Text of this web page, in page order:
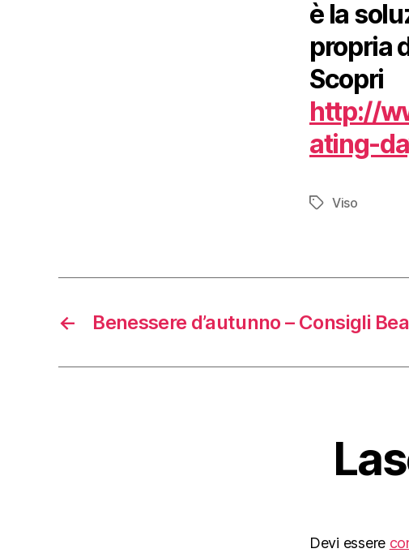
è la
propria
http://
ating-
Tag Viso
← Benessere d’autunno – Consigli
Devi essere